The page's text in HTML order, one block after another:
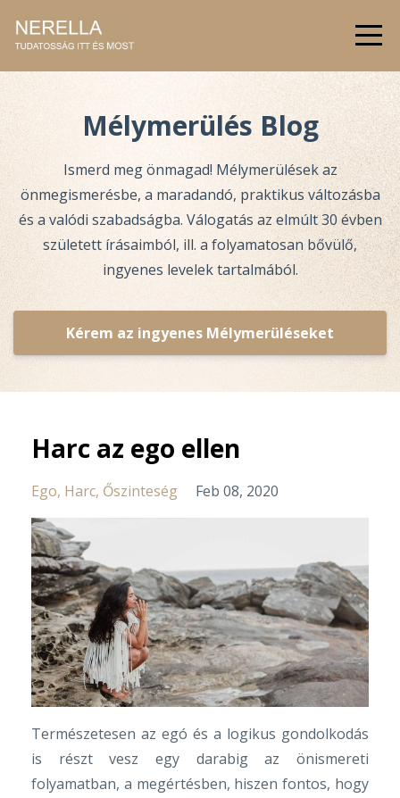
Mélymerülés Blog
Ismerd meg önmagad! Mélymerülések az
önmegismerésbe, a maradandó, praktikus változásba
és a valódi szabadságba. Válogatás az elmúlt 30 évben
született írásaimból, ill. a folyamatosan bővülő,
ingyenes levelek tartalmából.
Kérem az ingyenes Mélymerüléseket
Harc az ego ellen
Ego Harc Őszinteség Feb 08, 2020
Természetesen az egó és a logikus gondolkodás
is részt vesz egy darabig az önismereti
folyamatban, a megértésben, hiszen fontos, hogy